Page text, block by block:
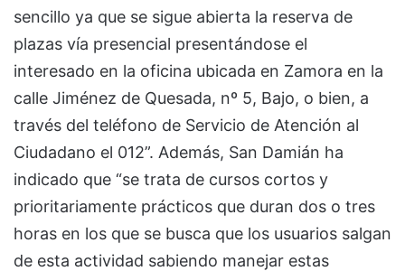
sencillo ya que se sigue abierta la reserva de
plazas vía presencial presentándose el
interesado en la oficina ubicada en Zamora en la
calle Jiménez de Quesada, nº 5, Bajo, o bien, a
través del teléfono de Servicio de Atención al
Ciudadano el 012”. Además, San Damián ha
indicado que “se trata de cursos cortos y
prioritariamente prácticos que duran dos o tres
horas en los que se busca que los usuarios salgan
de esta actividad sabiendo manejar estas